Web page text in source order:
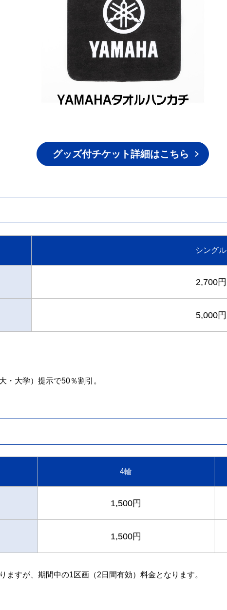
グッズ付チケット詳細はこちら
シングル
2,700円
5,000円
・大学）提示で50％割引。
4輪
1,500円
1,500円
ますが、期間中の1区画（2日間有効）料金となります。